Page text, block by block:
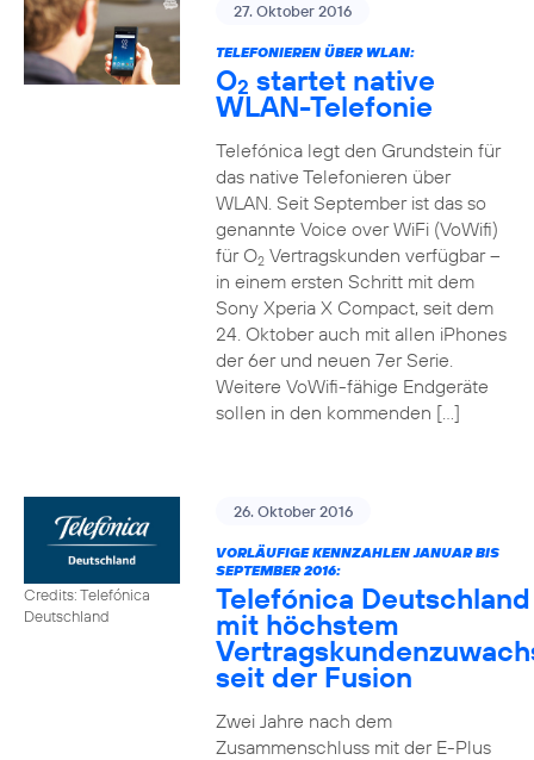
27. Oktober 2016
TELEFONIEREN ÜBER WLAN:
O2 startet native
WLAN-Telefonie
Telefónica legt den Grundstein für
das native Telefonieren über
WLAN. Seit September ist das so
genannte Voice over WiFi (VoWifi)
für O2Vertragskunden verfügbar –
in einem ersten Schritt mit dem
Sony Xperia X Compact, seit dem
24. Oktober auch mit allen iPhones
der 6er und neuen 7er Serie.
Weitere VoWifi-fähige Endgeräte
sollen in den kommenden […]
Credits: Telefónica
Deutschland
26. Oktober 2016
VORLÄUFIGE KENNZAHLEN JANUAR BIS
SEPTEMBER 2016:
Telefónica Deutschland
mit höchstem
seit der Fusion
Zwei Jahre nach dem
Zusammenschluss mit der E-Plus